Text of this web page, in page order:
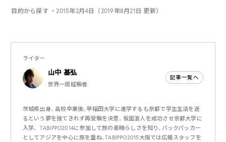
目的から探す ・2015年2月4日（2019年8月21日 更新）
ライター
山中 基弘
世界一周経験者
記事一覧へ
茨城県出身。高校卒業後、早稲田大学に進学するも京都で学生生活を送
るという夢を捨てきれず再受験を決意。仮面浪人を成功させ京都大学に
入学。 TABIPPO2014に参加して旅の素晴らしさを知り、バックパッカー
としてアジアを中心に旅を重ね、TABIPPO2015大阪では広報スタッフを